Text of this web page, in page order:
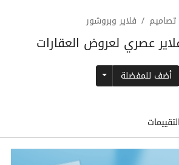
تصاميم فلاير وبروشور
عصري لعروض العقارات
أضف للمفضلة Toggle Dropdown
التقييمات